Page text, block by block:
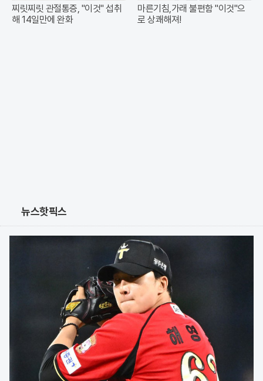
찌릿찌릿 관절통증, "이것" 섭취
해 14일만에 완화
마른기침,가래 불편함 "이것"으
로 상쾌해져!
뉴스핫픽스